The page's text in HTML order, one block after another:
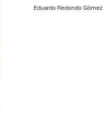
Eduardo Redondo Gómez